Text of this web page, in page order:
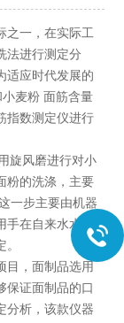
一，在实际工
法进行测定分
适应时代发展的
小麦粉 面筋含量
指数测定仪进行
旋风磨进行对小
粉的洗涤，主要
一步主要由机器
手在自来水水流
，面制品选用
保证面制品的口
分析，该款仪器